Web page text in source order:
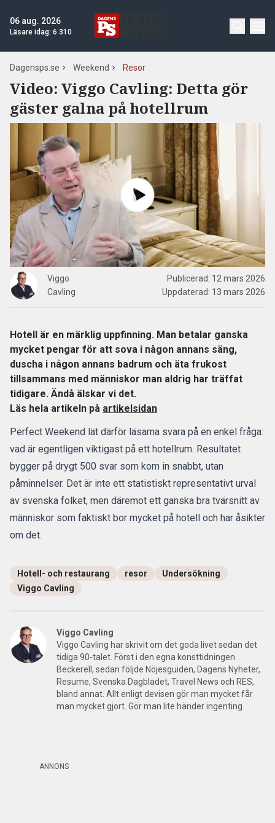
06 aug. 2026
Läsare idag: 6 310
Dagensps.se Weekend Resor
Video: Viggo Cavling: Detta gör
gäster galna på hotellrum
Viggo
Cavling
Publicerad: 12 mars 2026
Uppdaterad: 13 mars 2026
Hotell är en märklig uppfinning. Man betalar ganska
mycket pengar för att sova i någon annans säng,
duscha i någon annans badrum och äta frukost
tillsammans med människor man aldrig har träffat
tidigare. Ändå älskar vi det.
Läs hela artikeln på artikelsidan
Perfect Weekend lät därför läsarna svara på en enkel fråga:
vad är egentligen viktigast på ett hotellrum. Resultatet
bygger på drygt 500 svar som kom in snabbt, utan
påminnelser. Det är inte ett statistiskt representativt urval
av svenska folket, men däremot ett ganska bra tvärsnitt av
människor som faktiskt bor mycket på hotell och har åsikter
om det.
Hotell- och restaurang resor
Undersökning
Viggo Cavling
Viggo Cavling
Viggo Cavling har skrivit om det goda livet sedan det
tidiga 90-talet. Först i den egna konsttidningen
Beckerell, sedan följde Nöjesguiden, Dagens Nyheter,
Resume, Svenska Dagbladet, Travel News och RES,
bland annat. Allt enligt devisen gör man mycket får
man mycket gjort. Gör man lite händer ingenting.
ANNONS